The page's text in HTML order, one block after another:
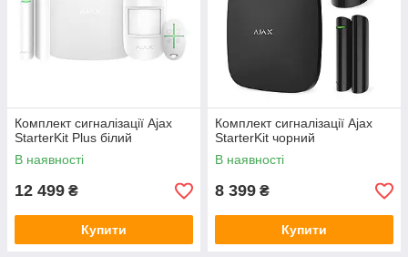
Комплект сигналізації Ajax
StarterKit Plus білий
В наявності
12 499 ₴
Купити
Комплект сигналізації Ajax
StarterKit чорний
В наявності
8 399 ₴
Купити